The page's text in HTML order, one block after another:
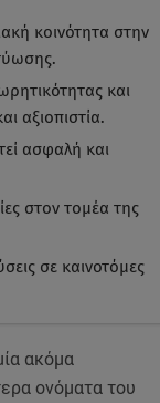
κοινότητα στην
και
αξιοπιστία.
ασφαλή και
στον τομέα της
σε καινοτόμες
ακόμα
ονόματα του